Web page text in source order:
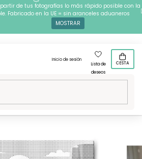
de tus fotografías lo más rápido posible con la
Fabricado en la UE = sin aranceles aduaneros
MOSTRAR
Inicio de sesión
Lista de
deseos
CESTA
/ Nuestros disenos / Puntillismo -